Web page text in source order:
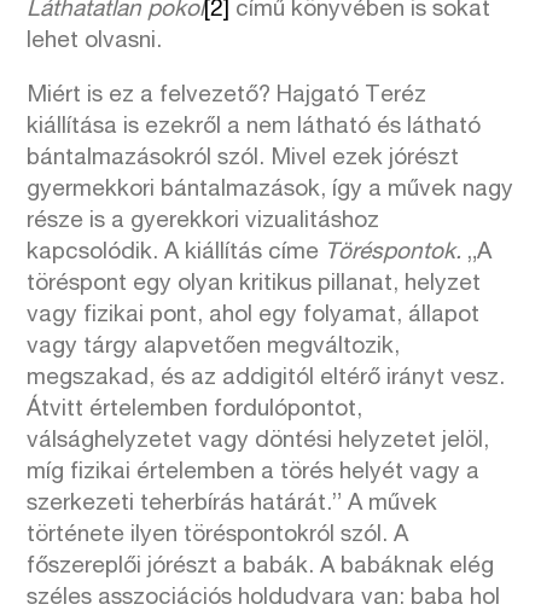
Láthatatlan pokol[2]
című könyvében is sokat
lehet olvasni.
Miért is ez a felvezető? Hajgató Teréz
kiállítása is ezekről a nem látható és látható
bántalmazásokról szól. Mivel ezek jórészt
gyermekkori bántalmazások, így a művek nagy
része is a gyerekkori vizualitáshoz
kapcsolódik. A kiállítás címe Töréspontok. „A
töréspont egy olyan kritikus pillanat, helyzet
vagy fizikai pont, ahol egy folyamat, állapot
vagy tárgy alapvetően megváltozik,
megszakad, és az addigitól eltérő irányt vesz.
Átvitt értelemben fordulópontot,
válsághelyzetet vagy döntési helyzetet jelöl,
míg fizikai értelemben a törés helyét vagy a
szerkezeti teherbírás határát.” A művek
története ilyen töréspontokról szól. A
főszereplői jórészt a babák. A babáknak elég
széles asszociációs holdudvara van: baba hol